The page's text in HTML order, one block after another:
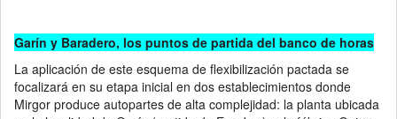
Garín y Baradero, los puntos de partida del banco de horas
La aplicación de este esquema de flexibilización pactada se
focalizará en su etapa inicial en dos establecimientos donde
Mirgor produce autopartes de alta complejidad: la planta ubicada